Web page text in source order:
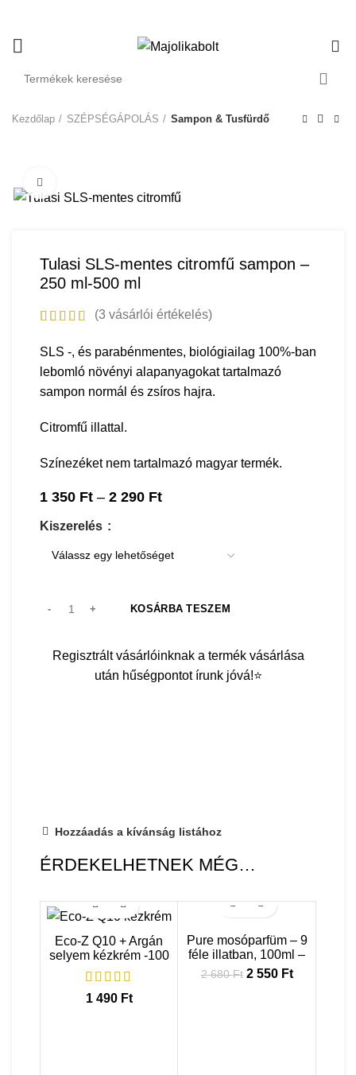
Kezdőlap SZÉPSÉGÁPOLÁS Sampon & Tusfürdő
Tulasi SLS-mentes citromfű sampon –
250 ml-500 ml
(3 vásárlói értékelés)
SLS -, és parabénmentes, biológiailag 100%-ban
lebomló növényi alapanyagokat tartalmazó
sampon normál és zsíros hajra.
Citromfű illattal.
Színezéket nem tartalmazó magyar termék.
1 350 Ft – 2 290 Ft
Kiszerelés
KOSÁRBA TESZEM
Regisztrált vásárlóinknak a termék vásárlása
után hűségpontot írunk jóvá!⭐
Hozzáadás a kívánság listához
ÉRDEKELHETNEK MÉG…
Eco-Z Q10 + Argán
selyem kézkrém -100
ml
1 490 Ft
Pure mosóparfüm – 9
féle illatban, 100ml –
Glamour
2 680Ft
Original
2 550 FtCurrent